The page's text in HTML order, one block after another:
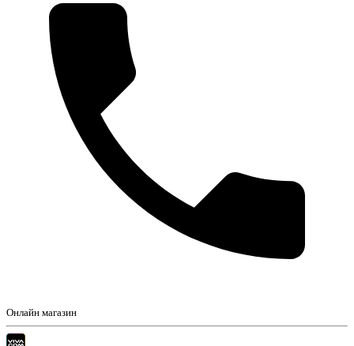
Онлайн магазин